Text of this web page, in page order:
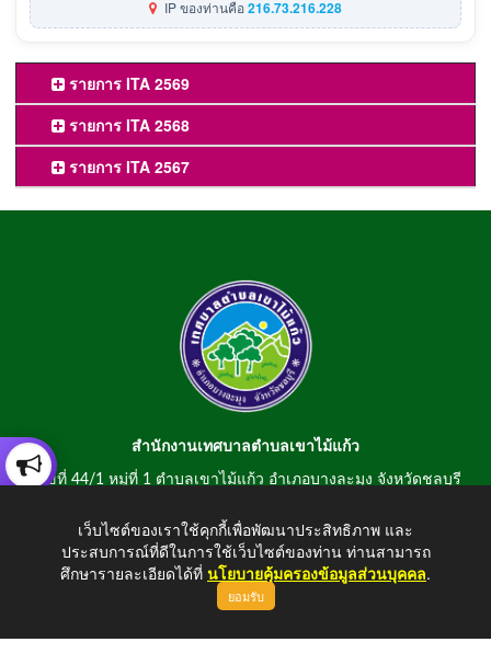
IP ของท่านคือ216.73.216.228
รายการ ITA 2569
รายการ ITA 2568
รายการ ITA 2567
สำนักงานเทศบาลตำบลเขาไม้แก้ว
เลขที่ 44/1 หมู่ที่ 1 ตำบลเขาไม้แก้ว อำเภอบางละมุง จังหวัดชลบุรี
สอบถามข้อมูลโทรศัพท์/โทรสาร 0-3807-2634-5
E-mail : saraban@khaomaikaew.go.th
เว็บไซต์ของเราใช้คุกกี้เพื่อพัฒนาประสิทธิภาพ และ
ประสบการณ์ที่ดีในการใช้เว็บไซต์ของท่าน ท่านสามารถ
ศึกษารายละเอียดได้ที่ นโยบายคุ้มครองข้อมูลส่วนบุคคล.
ยอมรับ